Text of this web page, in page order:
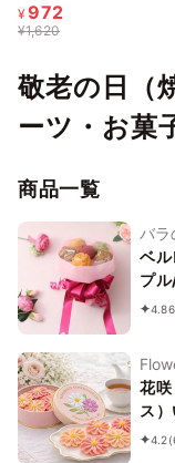
ー
¥972
¥1,620
敬老の日（
ーツ・お菓
商品一覧
バラ
ベ
プ
4.86
花
ス
ナ4.2